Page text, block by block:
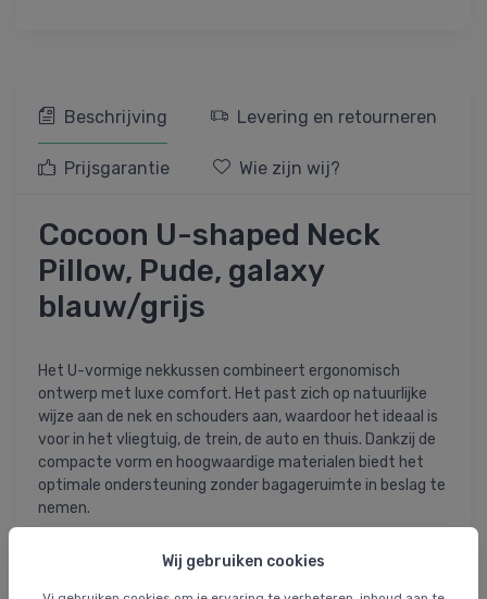
Wij gebruiken cookies
Beschrijving Levering en retourneren
Prijsgarantie Wie zijn wij?
Cocoon U-shaped Neck
Pillow, Pude, galaxy
blauw/grijs
Het U-vormige nekkussen combineert ergonomisch
ontwerp met luxe comfort. Het past zich op natuurlijke
wijze aan de nek en schouders aan, waardoor het ideaal is
voor in het vliegtuig, de trein, de auto en thuis. Dankzij de
compacte vorm en hoogwaardige materialen biedt het
optimale ondersteuning zonder bagageruimte in beslag te
nemen.
Specificaties en kenmerken:
- Premium traagschuim vormt zich naar het lichaam en